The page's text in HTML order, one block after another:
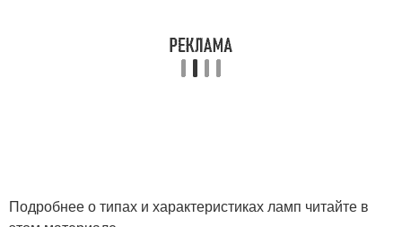
Подробнее о типах и характеристиках ламп читайте в